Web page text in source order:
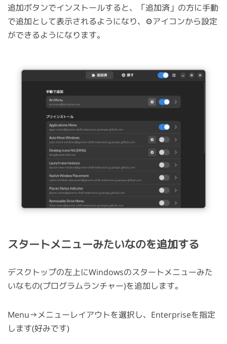
追加ボタンでインストールすると、「追加済」の方に手動
で追加として表示されるようになり、⚙アイコンから設定
ができるようになります。
スタートメニューみたいなのを追加する
デスクトップの左上にWindowsのスタートメニューみた
いなもの(プログラムランチャー)を追加します。
Menu→メニューレイアウトを選択し、Enterpriseを指定
します(好みです)